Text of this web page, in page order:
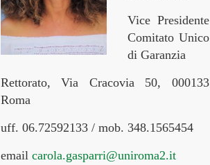
Vice Presidente
Comitato Unico
di Garanzia
Rettorato, Via Cracovia 50, 000133
Roma
uff. 06.72592133 / mob. 348.1565454
email carola.gasparri@uniroma2.it